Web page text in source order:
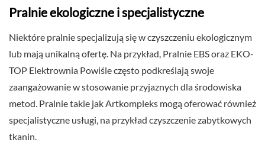
Pralnie ekologiczne i specjalistyczne
Niektóre pralnie specjalizują się w czyszczeniu ekologicznym
lub mają unikalną ofertę. Na przykład, Pralnie EBS oraz EKO-
TOP Elektrownia Powiśle często podkreślają swoje
zaangażowanie w stosowanie przyjaznych dla środowiska
metod. Pralnie takie jak Artkompleks mogą oferować również
specjalistyczne usługi, na przykład czyszczenie zabytkowych
tkanin.